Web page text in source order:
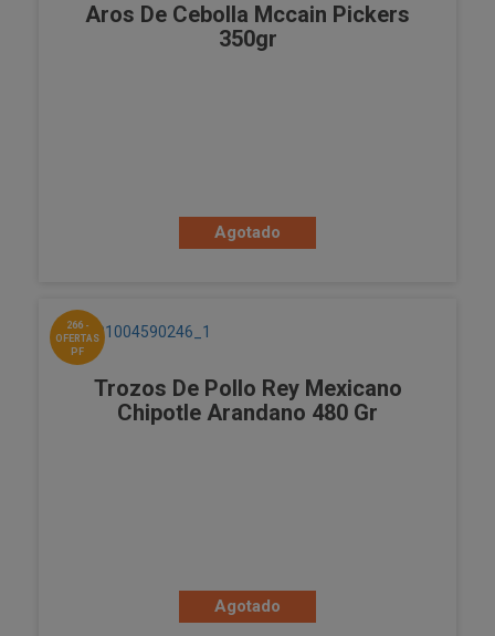
Aros De Cebolla Mccain Pickers
350gr
Agotado
266 -
OFERTAS
PF
Trozos De Pollo Rey Mexicano
Chipotle Arandano 480 Gr
Agotado